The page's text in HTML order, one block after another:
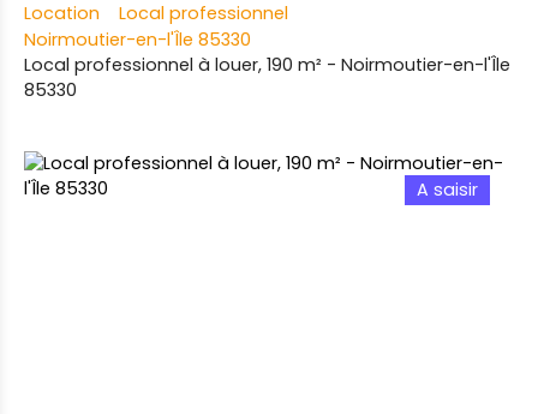
Location
Local professionnel
Noirmoutier-en-l'Île 85330
Local professionnel à louer, 190 m² - Noirmoutier-en-l'Île
85330
A saisir